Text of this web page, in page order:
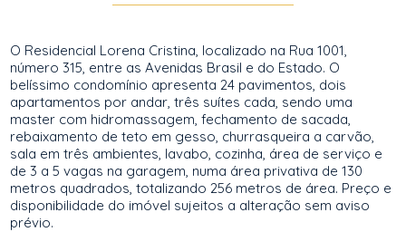
O Residencial Lorena Cristina, localizado na Rua 1001,
número 315, entre as Avenidas Brasil e do Estado. O
belíssimo condomínio apresenta 24 pavimentos, dois
apartamentos por andar, três suítes cada, sendo uma
master com hidromassagem, fechamento de sacada,
rebaixamento de teto em gesso, churrasqueira a carvão,
sala em três ambientes, lavabo, cozinha, área de serviço e
de 3 a 5 vagas na garagem, numa área privativa de 130
metros quadrados, totalizando 256 metros de área. Preço e
disponibilidade do imóvel sujeitos a alteração sem aviso
prévio.